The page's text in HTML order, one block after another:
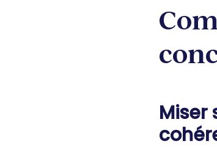
Miser